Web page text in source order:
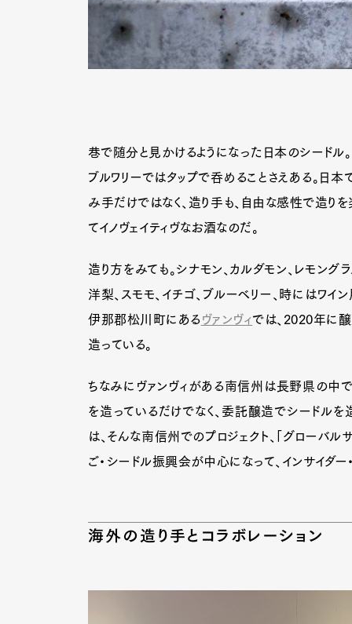
巷で随分と見かけるようになった日本のシードル
ブルワリーではタップで呑めることさえある。日
み手だけではなく、造り手も、自由な感性で造りを
てイノヴェイティヴなお酒なのだ。
造り方をみても。シナモン、カルダモン、レモング
洋梨、スモモ、イチゴ、ブルーベリー、時にはワ
伊那郡松川町にあるヴァンヴィでは、2020年に
造っている。
ちなみにヴァンヴィがある南信州は長野県の中
を造っているだけでなく、委託醸造でシードル
は、そんな南信州でのプロジェクト、「グローバル
ご・シードル振興会が中心になって、インサイダ
海外の造り手とコラボレーション